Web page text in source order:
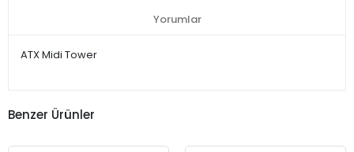
Yorumlar
ATX Midi Tower
Benzer Ürünler